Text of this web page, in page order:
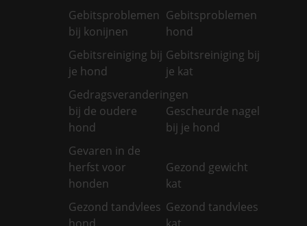
Gebitsproblemen
bij konijnen
Gebitsproblemen
hond
Gebitsreiniging bij
je hond
Gebitsreiniging bij
je kat
Gedragsveranderingen
bij de oudere
hond
Gescheurde nagel
bij je hond
Gevaren in de
herfst voor
honden
Gezond gewicht
kat
Gezond tandvlees Gezond tandvlees